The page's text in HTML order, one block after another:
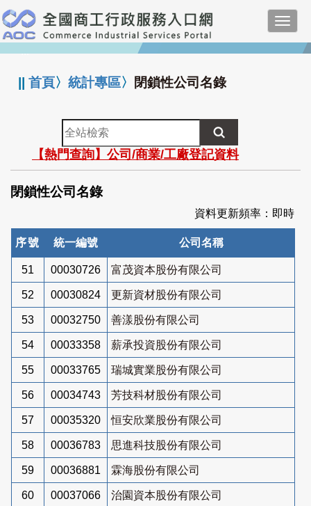
跳
到
主
要
:::
||首頁〉統計專區〉 閉鎖性公司名錄
全
站
檢
索
【熱門查詢】公司/商業/工廠登記資料
閉鎖性公司名錄
資料更新頻率：即時
序號 統一編號 公司名稱
51 00030726 富茂資本股份有限公司
52 00030824 更新資材股份有限公司
53 00032750 善漾股份有限公司
54 00033358 薪承投資股份有限公司
55 00033765 瑞城實業股份有限公司
56 00034743 芳技科材股份有限公司
57 00035320 恒安欣業股份有限公司
58 00036783 思進科技股份有限公司
59 00036881 霖海股份有限公司
60 00037066 治園資本股份有限公司